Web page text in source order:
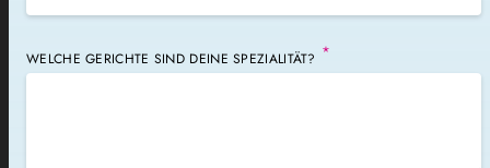
WELCHE GERICHTE SIND DEINE SPEZIALITÄT? *